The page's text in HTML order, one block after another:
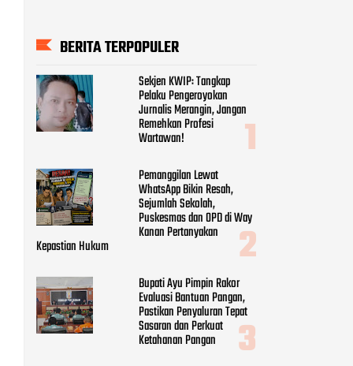
BERITA TERPOPULER
Sekjen KWIP: Tangkap
Pelaku Pengeroyokan
Jurnalis Merangin, Jangan
Remehkan Profesi
Wartawan!
Pemanggilan Lewat
WhatsApp Bikin Resah,
Sejumlah Sekolah,
Puskesmas dan OPD di Way
Kanan Pertanyakan
Kepastian Hukum
Bupati Ayu Pimpin Rakor
Evaluasi Bantuan Pangan,
Pastikan Penyaluran Tepat
Sasaran dan Perkuat
Ketahanan Pangan